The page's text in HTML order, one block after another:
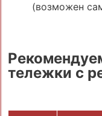
(возможен
тележки с